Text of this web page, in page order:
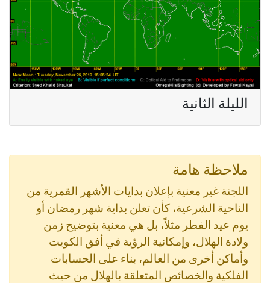
الليلة الثانية
ملاحظة هامة
اللجنة غير معنية بإعلان بدايات الأشهر القمرية من
الناحية الشرعية، كأن تعلن بداية شهر رمضان أو
يوم عيد الفطر مثلاً، بل هي معنية بتوضيح زمن
ولادة الهلال، وإمكانية الرؤية في أفق الكويت
وأماكن أخرى من العالم، بناء على الحسابات
الفلكية والخصائص المتعلقة بالهلال من حيث